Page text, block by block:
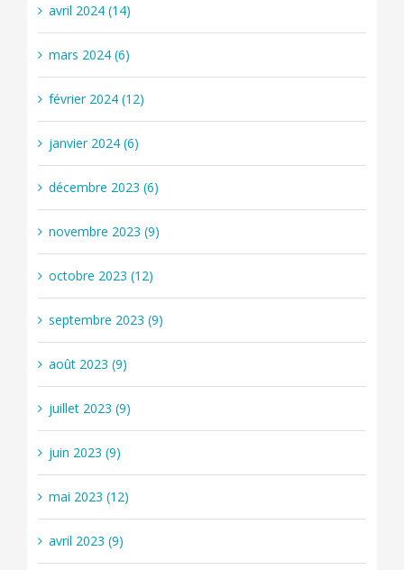
avril 2024 (14)
mars 2024 (6)
février 2024 (12)
janvier 2024 (6)
décembre 2023 (6)
novembre 2023 (9)
octobre 2023 (12)
septembre 2023 (9)
août 2023 (9)
juillet 2023 (9)
juin 2023 (9)
mai 2023 (12)
avril 2023 (9)